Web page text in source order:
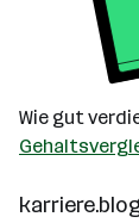
Wie gut